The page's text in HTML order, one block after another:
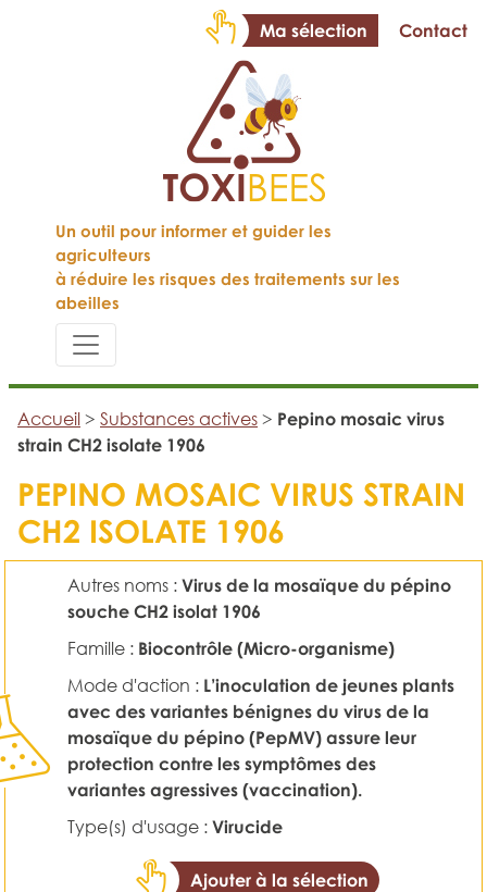
Ma sélection Contact
Un outil pour informer et guider les
agriculteurs
à réduire les risques des traitements sur les
abeilles
Accueil > Substances actives > Pepino mosaic virus
strain CH2 isolate 1906
PEPINO MOSAIC VIRUS STRAIN
CH2 ISOLATE 1906
Autres noms : Virus de la mosaïque du pépino
souche CH2 isolat 1906
Famille : Biocontrôle (Micro-organisme)
Mode d'action : L’inoculation de jeunes plants
avec des variantes bénignes du virus de la
mosaïque du pépino (PepMV) assure leur
protection contre les symptômes des
variantes agressives (vaccination).
Type(s) d'usage : Virucide
Ajouter à la sélection